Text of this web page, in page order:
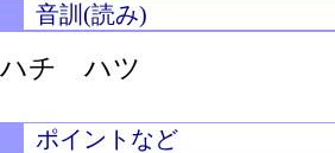
音訓(読み)
ハチ ハツ
ポイントなど